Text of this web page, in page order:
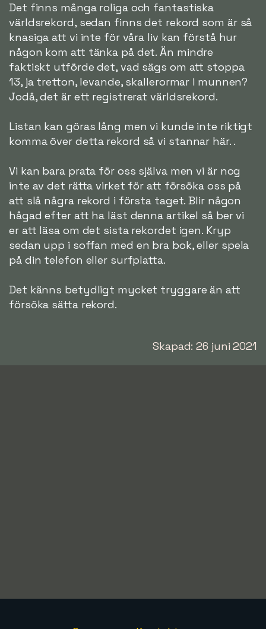
Det finns många roliga och fantastiska
världsrekord, sedan finns det rekord som är så
knasiga att vi inte för våra liv kan förstå hur
någon kom att tänka på det. Än mindre
faktiskt utförde det, vad sägs om att stoppa
13, ja tretton, levande, skallerormar i munnen?
Jodå, det är ett registrerat världsrekord.
Listan kan göras lång men vi kunde inte riktigt
komma över detta rekord så vi stannar här. .
Vi kan bara prata för oss själva men vi är nog
inte av det rätta virket för att försöka oss på
att slå några rekord i första taget. Blir någon
hågad efter att ha läst denna artikel så ber vi
er att läsa om det sista rekordet igen. Kryp
sedan upp i soffan med en bra bok, eller spela
på din telefon eller surfplatta.
Det känns betydligt mycket tryggare än att
försöka sätta rekord.
Skapad: 26 juni 2021